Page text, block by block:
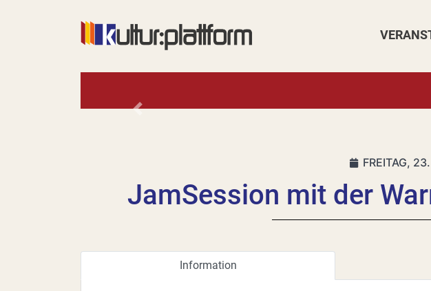
FREITAG,
JamSession mit der
Information